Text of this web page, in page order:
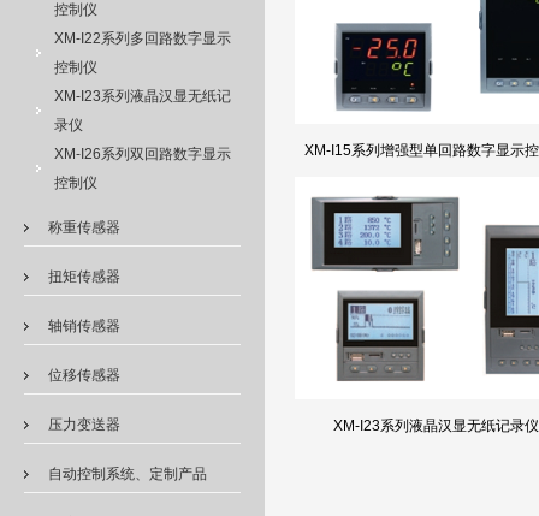
控制仪
XM-I22系列多回路数字显示
控制仪
XM-I23系列液晶汉显无纸记
录仪
XM-I26系列双回路数字显示
控制仪
称重传感器
扭矩传感器
轴销传感器
位移传感器
压力变送器
自动控制系统、定制产品
XM-I15系列增强型单回路数字显示
XM-I23系列液晶汉显无纸记录仪